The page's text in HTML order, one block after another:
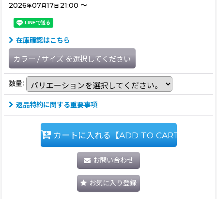
2026年07月 17日 21:00 ～
在庫確認はこちら
カラー / サイズ を選択してください
数量:
返品特約に関する重要事項
カートに入れる【ADD TO CART】
お問い合わせ
お気に入り登録